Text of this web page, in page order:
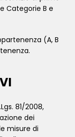
Categorie B e
(A, B
81/2008,
dei
misure di